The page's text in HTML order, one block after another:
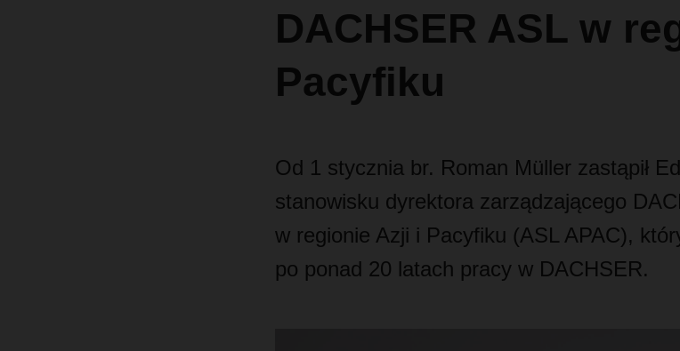
DACHSER ASL w
Pacyfiku
Od 1 stycznia br. Roman Müller zastąpił
stanowisku dyrektora zarządzającego
w regionie Azji i Pacyfiku (ASL APAC),
po ponad 20 latach pracy w DACHSER.